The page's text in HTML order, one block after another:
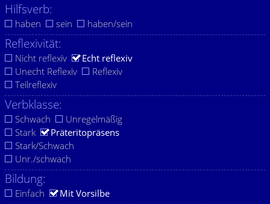
Hilfsverb:
haben sein haben/sein
Reflexivität:
Nicht reflexiv
Echt reflexiv
Unecht Reflexiv
Reflexiv
Teilreflexiv
Verbklasse:
Schwach
Unregelmäßig
Stark
Präteritopräsens
Stark/Schwach
Unr./schwach
Bildung:
Einfach Mit Vorsilbe